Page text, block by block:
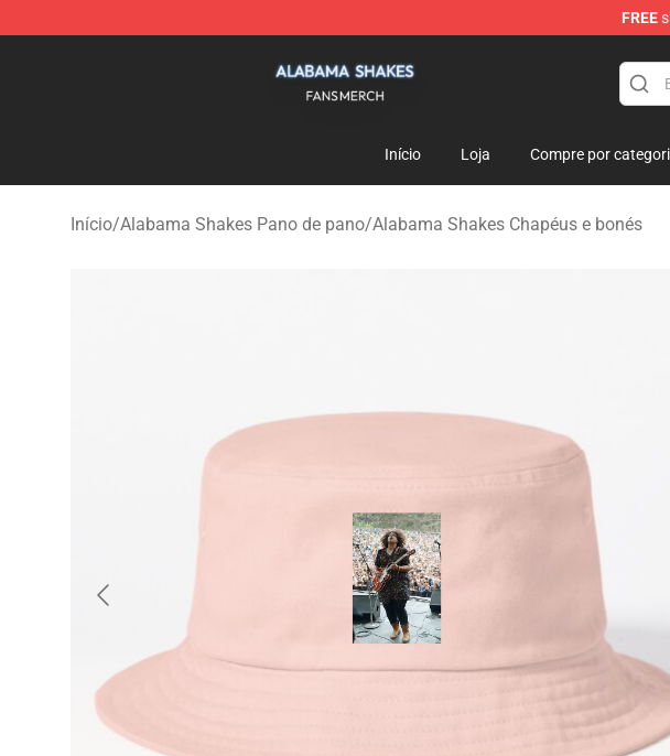
FREE
Início Loja Compre por
Início/Alabama Shakes Pano de pano/Alabama Shakes Chapéus e bonés